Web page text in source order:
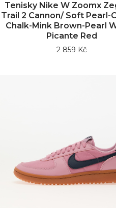
Tenisky Nike W Zoomx
Trail 2 Cannon/ Soft Pearl-
Chalk-Mink Brown-Pearl
Picante Red
2 859 Kč